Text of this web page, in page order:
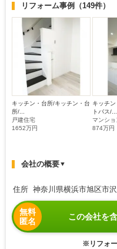
リフォーム事例 （149件）
キッチン・台所/キッチン・台
所/...
戸建住宅
1652万円
キッチ
トバス/...
マンショ
874万円
会社の概要▼
住所 神奈川県横浜市旭区市
無料
匿名
この会社を
※リフォー